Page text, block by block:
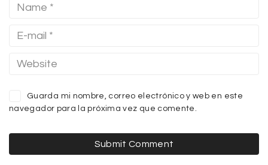
Guarda mi nombre, correo electrónico y web en este
navegador para la próxima vez que comente.